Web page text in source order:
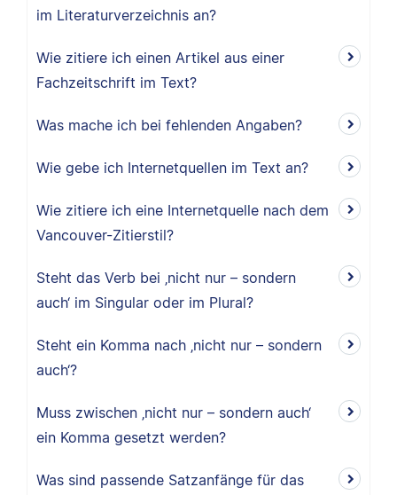
im Literaturverzeichnis an?
Wie zitiere ich einen Artikel aus einer
Fachzeitschrift im Text?
Was mache ich bei fehlenden Angaben?
Wie gebe ich Internetquellen im Text an?
Wie zitiere ich eine Internetquelle nach dem
Vancouver-Zitierstil?
Steht das Verb bei ‚nicht nur – sondern
auch‘ im Singular oder im Plural?
Steht ein Komma nach ‚nicht nur – sondern
auch‘?
Muss zwischen ‚nicht nur – sondern auch‘
ein Komma gesetzt werden?
Was sind passende Satzanfänge für das